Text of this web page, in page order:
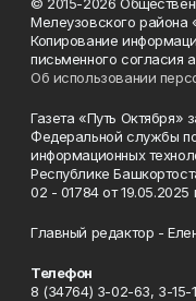
Мелеузовского района
Копирование
письменного согласия
Об использовании
Газета «Путь Октября»
Федеральной службы
информационных
Республике
02 - 01784 от 19.05.2025
Главный редактор -
Телефон
8 (34764) 3-02-63, 3-15-